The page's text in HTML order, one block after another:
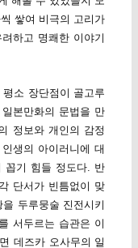
쌓여 비극의 고리가
하고 명쾌한 이야기
소 장단점이 골고루
본만화의 문법을 만
정보와 개인의 감정
생의 아이러니에 대
꼽기 힘들 정도다. 반
단서가 빈틈없이 맞
두루뭉술 진전시키
서두르는 습관은 이
데즈카 오사무의 일